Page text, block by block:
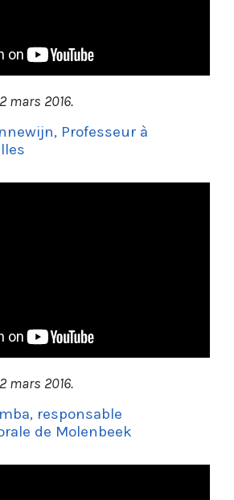
mars 2016.
Professeur à
mars 2016.
responsable
de Molenbeek